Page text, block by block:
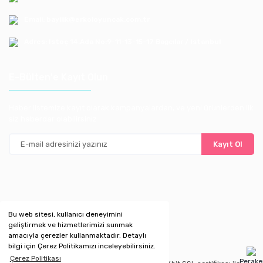
Bu web sitesi, kullanıcı deneyimini
geliştirmek ve hizmetlerimizi sunmak
amacıyla çerezler kullanmaktadır. Detaylı
bilgi için Çerez Politikamızı inceleyebilirsiniz.
Çerez Politikası
Kayıt Ol